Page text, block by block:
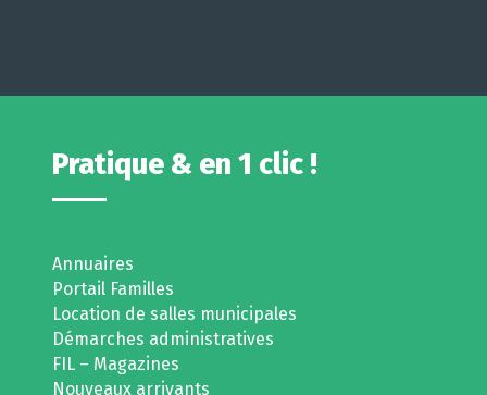
Pratique & en 1 clic !
Annuaires
Portail Familles
Location de salles municipales
Démarches administratives
FIL – Magazines
Nouveaux arrivants